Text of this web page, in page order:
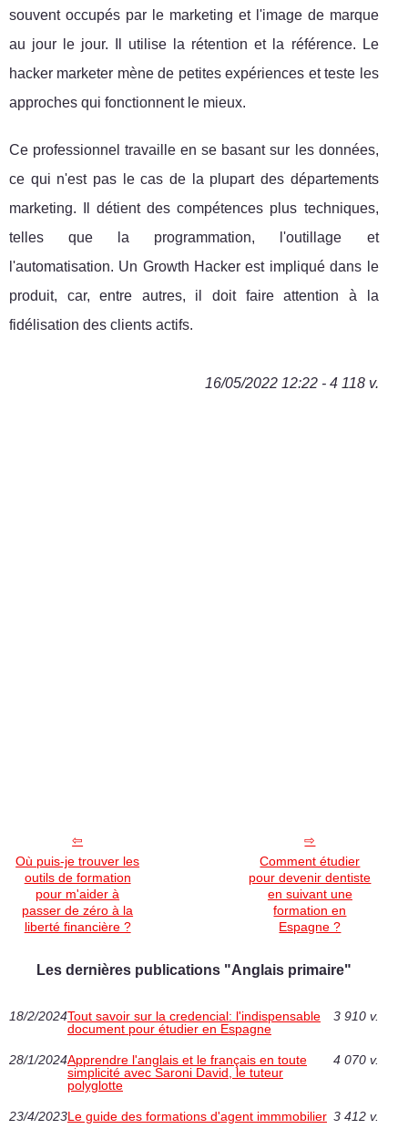
souvent occupés par le marketing et l'image de marque
au jour le jour. Il utilise la rétention et la référence. Le
hacker marketer mène de petites expériences et teste les
approches qui fonctionnent le mieux.
Ce professionnel travaille en se basant sur les données,
ce qui n'est pas le cas de la plupart des départements
marketing. Il détient des compétences plus techniques,
telles que la programmation, l'outillage et
l'automatisation. Un Growth Hacker est impliqué dans le
produit, car, entre autres, il doit faire attention à la
fidélisation des clients actifs.
16/05/2022 12:22 - 4 118 v.
Où puis-je trouver les
outils de formation
pour m'aider à
passer de zéro à la
liberté financière ?
Comment étudier
pour devenir dentiste
en suivant une
formation en
Espagne ‎?
Les dernières publications "Anglais primaire"
18/2/2024Tout savoir sur la credencial: l'indispensable
document pour étudier en Espagne
3 910 v.
28/1/2024Apprendre l'anglais et le français en toute
simplicité avec Saroni David, le tuteur
polyglotte
4 070 v.
23/4/2023Le guide des formations d'agent immmobilier 3 412 v.